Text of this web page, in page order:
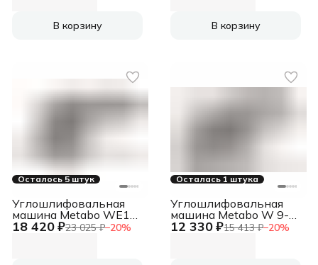
В корзину В корзину
Осталось 5 штук
18 420 ₽23 025 ₽−20%
Углошлифовальная
машина Metabo WE17-
125 1750Вт 11000об/
Осталась 1 штука
12 330 ₽15 413 ₽−20%
Углошлифовальная
машина Metabo W 9-
125 Quick 900Вт